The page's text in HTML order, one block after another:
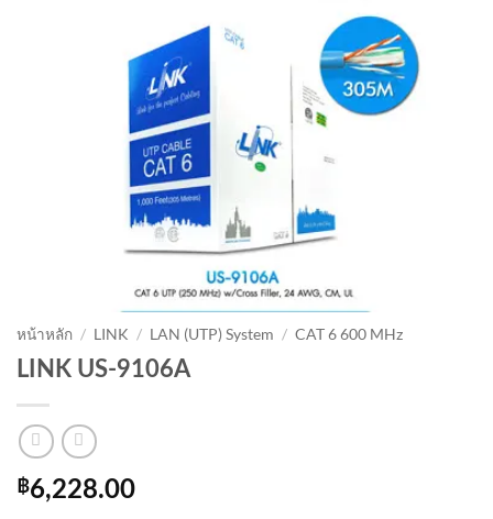
หน้าหลัก / LINK / LAN (UTP) System / CAT 6 600 MHz
LINK US-9106A
฿6,228.00